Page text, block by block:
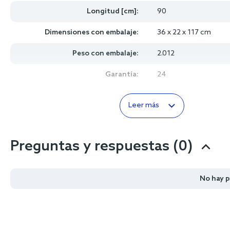
Longitud [cm]: 90
Dimensiones con embalaje: 36 x 22 x 117 cm
Peso con embalaje: 2.012
Garantía: 24
Leer más
Preguntas y respuestas (0)
No hay